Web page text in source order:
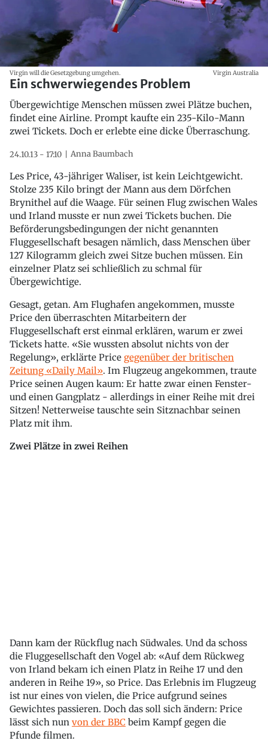
Virgin will die Gesetzgebung umgehen. Virgin Australia
Ein schwerwiegendes Problem
Übergewichtige Menschen müssen zwei Plätze buchen,
findet eine Airline. Prompt kaufte ein 235-Kilo-Mann
zwei Tickets. Doch er erlebte eine dicke Überraschung.
24.10.13 - 17:10 Anna Baumbach
Les Price, 43-jähriger Waliser, ist kein Leichtgewicht.
Stolze 235 Kilo bringt der Mann aus dem Dörfchen
Brynithel auf die Waage. Für seinen Flug zwischen Wales
und Irland musste er nun zwei Tickets buchen. Die
Beförderungsbedingungen der nicht genannten
Fluggesellschaft besagen nämlich, dass Menschen über
127 Kilogramm gleich zwei Sitze buchen müssen. Ein
einzelner Platz sei schließlich zu schmal für
Übergewichtige.
Gesagt, getan. Am Flughafen angekommen, musste
Price den überraschten Mitarbeitern der
Fluggesellschaft erst einmal erklären, warum er zwei
Tickets hatte. «Sie wussten absolut nichts von der
Regelung», erklärte Price gegenüber der britischen
Zeitung «Daily Mail». Im Flugzeug angekommen, traute
Price seinen Augen kaum: Er hatte zwar einen Fenster-
und einen Gangplatz - allerdings in einer Reihe mit drei
Sitzen! Netterweise tauschte sein Sitznachbar seinen
Platz mit ihm.
Zwei Plätze in zwei Reihen
Dann kam der Rückflug nach Südwales. Und da schoss
die Fluggesellschaft den Vogel ab: «Auf dem Rückweg
von Irland bekam ich einen Platz in Reihe 17 und den
anderen in Reihe 19», so Price. Das Erlebnis im Flugzeug
ist nur eines von vielen, die Price aufgrund seines
Gewichtes passieren. Doch das soll sich ändern: Price
lässt sich nun von der BBC beim Kampf gegen die
Pfunde filmen.